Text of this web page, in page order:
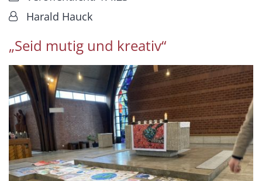
Von:Harald Hauck
„Seid mutig und kreativ“